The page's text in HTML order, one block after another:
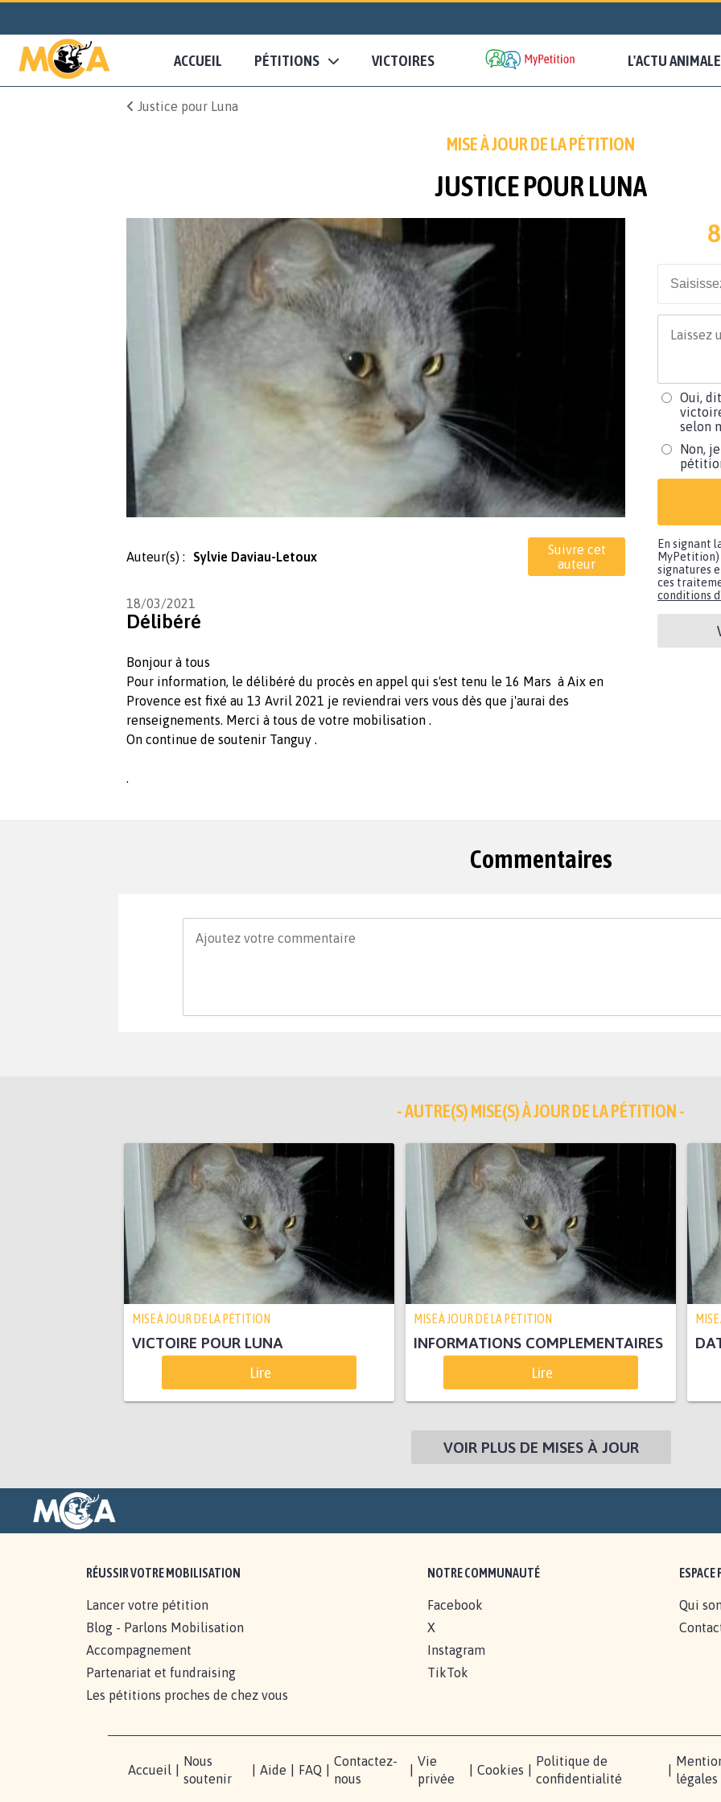
ACCUEIL PÉTITIONS VICTOIRES L'ACTU ANIMALE
Justice pour Luna
MISE À JOUR DE LA PÉTITION
JUSTICE POUR LUNA
Auteur(s) : Sylvie Daviau-Letoux
Suivre cet
auteur
18/03/2021
Délibéré
Bonjour à tous
Pour information, le délibéré du procès en appel qui s'est tenu le 16 Mars à Aix en
Provence est fixé au 13 Avril 2021 je reviendrai vers vous dès que j'aurai des
renseignements. Merci à tous de votre mobilisation .
On continue de soutenir Tanguy .
.
Oui,
selon
Non,
En signant
MyPetition)
signatures
ces
conditions
Commentaires
- AUTRE(S) MISE(S) À JOUR DE LA PÉTITION -
MISE À JOUR DE LA PÉTITION
VICTOIRE POUR LUNA
Lire
MISE À JOUR DE LA PÉTITION
INFORMATIONS COMPLEMENTAIRES
Lire
VOIR PLUS DE MISES À JOUR
RÉUSSIR VOTRE MOBILISATION
Lancer votre pétition
Blog - Parlons Mobilisation
Accompagnement
Partenariat et fundraising
Les pétitions proches de chez vous
NOTRE COMMUNAUTÉ
Facebook
X
Instagram
TikTok
ESPACE
Qui
Accueil
Nous
soutenir
Aide FAQ
Contactez-
nous
Vie
privée
Cookies
Politique de
confidentialité
légales